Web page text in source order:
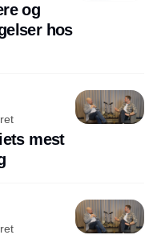
og
hos
mest